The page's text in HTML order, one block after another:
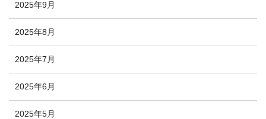
2025年9月
2025年8月
2025年7月
2025年6月
2025年5月